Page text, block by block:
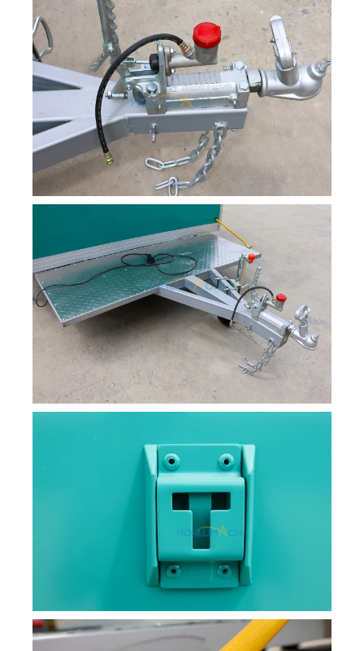
Čeština
Slovenščina
Latviešu valoda
Dansk
Hrvatski
Српски језик
Norsk nynorsk
Maori
Български
Nederlands (België)
हिन्दी
Slovenčina
Svenska